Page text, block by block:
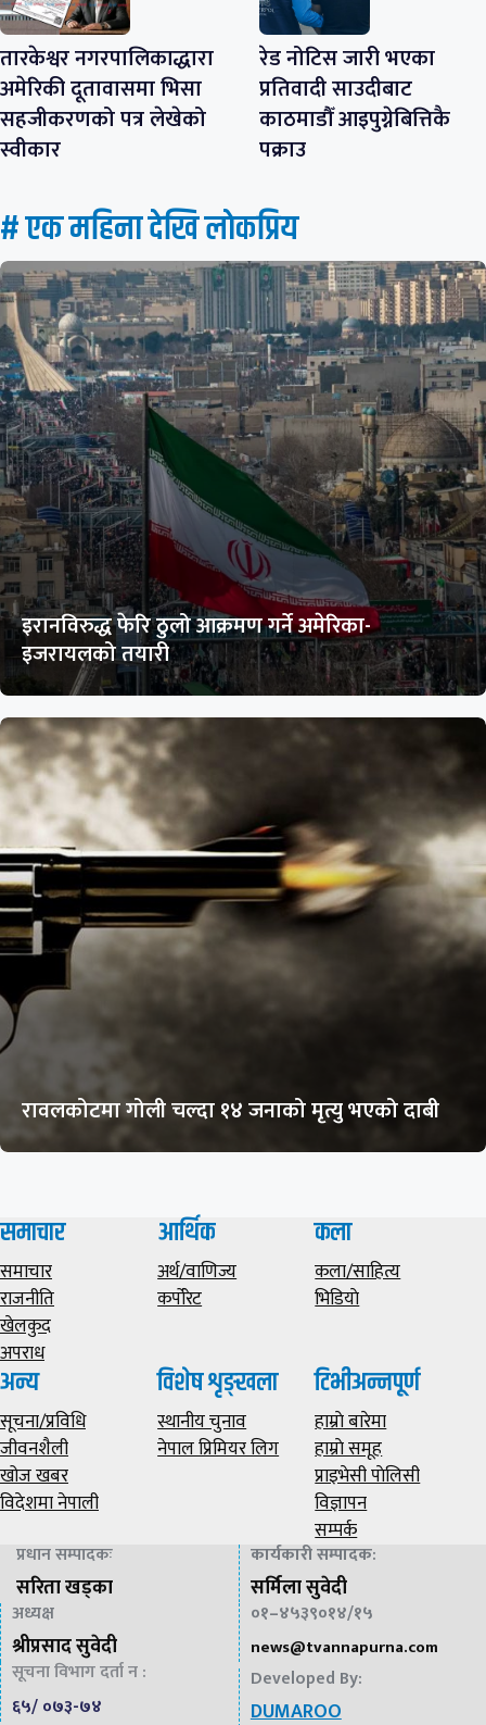
तारकेश्वर नगरपालिकाद्धारा
अमेरिकी दूतावासमा भिसा
सहजीकरणको पत्र लेखेको
स्वीकार
रेड नोटिस जारी भएका
प्रतिवादी साउदीबाट
काठमाडौँ आइपुग्नेबित्तिकै
पक्राउ
# एक महिना देखि लाेकप्रिय
इरानविरुद्ध फेरि ठुलो आक्रमण गर्ने अमेरिका-
इजरायलको तयारी
रावलकोटमा गोली चल्दा १४ जनाको मृत्यु भएको दाबी
समाचार
समाचार
राजनीति
खेलकुद
अपराध
आर्थिक
अर्थ/वाणिज्य
कर्पोरेट
कला
कला/साहित्य
भिडियाे
अन्य
सूचना/प्रविधि
जीवनशैली
खोज खबर
विदेशमा नेपाली
विशेष शृङ्खला
स्थानीय चुनाव
नेपाल प्रिमियर लिग
टिभीअन्नपूर्ण
हाम्राे बारेमा
हाम्राे समूह
प्राइभेसी पाेलिसी
विज्ञापन
सम्पर्क
प्रधान सम्पादकः
सरिता खड्का
कार्यकारी सम्पादक:
सर्मिला सुवेदी
अध्यक्ष
श्रीप्रसाद सुवेदी
०१–४५३९०१४/१५
news@tvannapurna.com
सूचना विभाग दर्ता न :
६५/ ०७३-७४
Developed By:
DUMAROO